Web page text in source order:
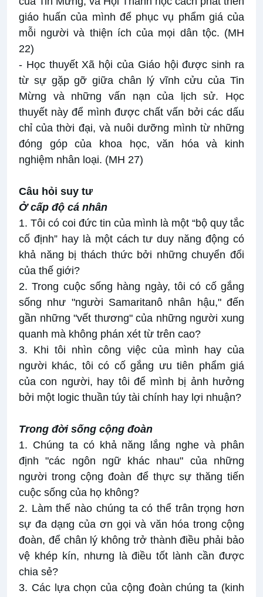
giáo huấn của mình để phục vụ phẩm giá của
mỗi người và thiện ích của mọi dân tộc. (MH
22)
- Học thuyết Xã hội của Giáo hội được sinh ra
từ sự gặp gỡ giữa chân lý vĩnh cửu của Tin
Mừng và những vấn nạn của lịch sử. Học
thuyết này để mình được chất vấn bởi các dấu
chỉ của thời đại, và nuôi dưỡng mình từ những
đóng góp của khoa học, văn hóa và kinh
nghiệm nhân loại. (MH 27)
Câu hỏi suy tư
Ở cấp độ cá nhân
1. Tôi có coi đức tin của mình là một “bộ quy tắc
cố định” hay là một cách tư duy năng động có
khả năng bị thách thức bởi những chuyển đổi
của thế giới?
2. Trong cuộc sống hàng ngày, tôi có cố gắng
sống như "người Samaritanô nhân hậu," đến
gần những "vết thương" của những người xung
quanh mà không phán xét từ trên cao?
3. Khi tôi nhìn công việc của mình hay của
người khác, tôi có cố gắng ưu tiên phẩm giá
của con người, hay tôi để mình bị ảnh hưởng
bởi một logic thuần túy tài chính hay lợi nhuận?
Trong đời sống cộng đoàn
1. Chúng ta có khả năng lắng nghe và phân
định "các ngôn ngữ khác nhau" của những
người trong cộng đoàn để thực sự thăng tiến
cuộc sống của họ không?
2. Làm thế nào chúng ta có thể trân trọng hơn
sự đa dạng của ơn gọi và văn hóa trong cộng
đoàn, để chân lý không trở thành điều phải bảo
vệ khép kín, nhưng là điều tốt lành cần được
chia sẻ?
3. Các lựa chọn của cộng đoàn chúng ta (kinh